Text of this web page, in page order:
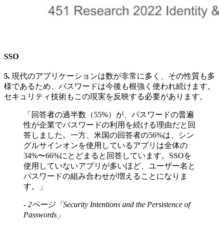
SSO
5. 現代のアプリケーションは数が非常に多く、その性質も多
様であるため、パスワードは今後も根強く使われ続けます。
セキュリティ技術もこの現実を反映する必要があります。
「回答者の過半数（55%）が、パスワードの普遍
性が企業でパスワードの利用を続ける理由だと回
答しました。一方、米国の回答者の56%は、シン
グルサインオンを使用しているアプリは全体の
34%〜66%にとどまると回答しています。SSOを
使用していないアプリが多いほど、ユーザー名と
パスワードの組み合わせが増えることになりま
す。」
- 2ページ「Security Intentions and the Persistence of
Passwords」